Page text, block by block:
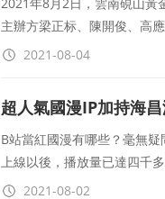
主辦方梁正标、陳開俊、高
2021-08-04
超人氣國漫IP加持海
B站當紅國漫有哪些？毫無
上線以後，播放量已達四千
2021-08-02